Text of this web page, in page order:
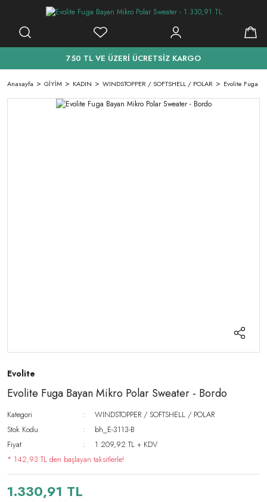
750 TL VE ÜZERİ ÜCRETSİZ KARGO
Anasayfa GİYİM KADIN WINDSTOPPER / SOFTSHELL / POLAR Evolite Fuga
Evolite
Evolite Fuga Bayan Mikro Polar Sweater - Bordo
Kategori
WINDSTOPPER / SOFTSHELL / POLAR
Stok Kodu
bh_E-3113-B
Fiyat
1.209,92 TL + KDV
* 142,93 TL den başlayan taksitlerle!
1.330,91 TL